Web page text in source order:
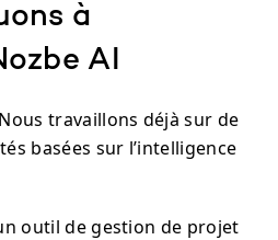
à
AI
travaillons déjà sur de
basées sur l’intelligence
outil de gestion de projet